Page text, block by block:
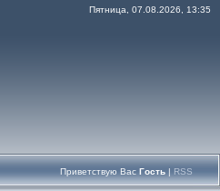
Пятница, 07.08.2026, 13:35
Приветствую Вас Гость | RSS